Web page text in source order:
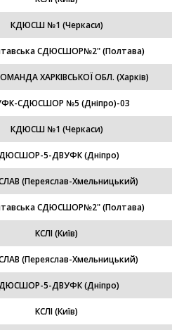
КДЮСШ №1 (Черкаси)
СДЮСШОР№2" (Полтава)
ХАРКІВСЬКОЇ ОБЛ. (Харків)
СДЮСШОР №5 (Дніпро)-03
КДЮСШ №1 (Черкаси)
5-ДВУФК (Дніпро)
(Переяслав-Хмельницький)
СДЮСШОР№2" (Полтава)
КСЛІ (Київ)
(Переяслав-Хмельницький)
5-ДВУФК (Дніпро)
КСЛІ (Київ)